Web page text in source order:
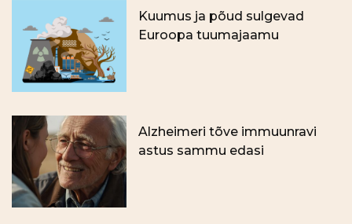
Kuumus ja põud sulgevad
Euroopa tuumajaamu
Alzheimeri tõve immuunravi
astus sammu edasi